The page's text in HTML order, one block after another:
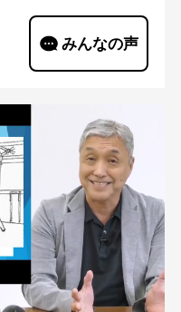
みんなの声